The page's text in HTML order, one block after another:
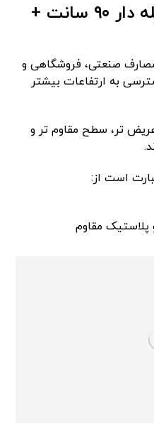
چهارپایه پلاستیکی پله دار ۹۰ سانت +
مصارف صنعتی، فروشگاهی و
به ارتفاعات بیشتر
تر، سطح مقاوم تر و
است از:
مقاوم